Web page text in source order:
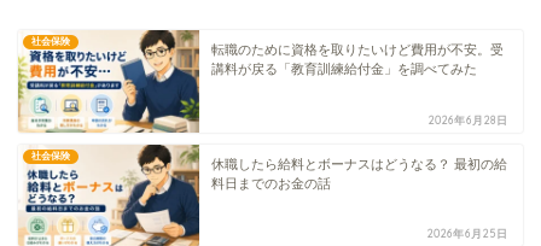
社会保険
転職のために資格を取りたいけど費用が不安。受
講料が戻る「教育訓練給付金」を調べてみた
2026年6月28日
社会保険
休職したら給料とボーナスはどうなる？ 最初の給
料日までのお金の話
2026年6月25日